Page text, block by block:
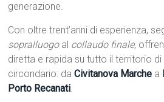
generazione.
Con oltre trent’anni di esperienza,
sopralluogo al collaudo finale,
diretta e rapida su tutto il territorio di
circondario: daCivitanova Marche a
Porto Recanati.